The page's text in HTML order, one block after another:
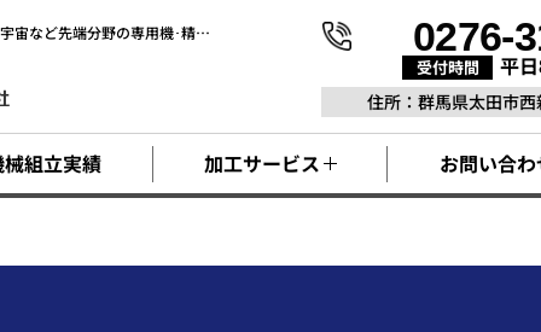
Class4～6の高清浄度クリーンルームを保有し､半導体･FPD･電子部品･医療･航空宇宙など先端分野の専用機･精密装置を延べ5,000点納品 0276-
受付時間 平日
住所：群馬県太田市
組立実績 加工サービス お問い合